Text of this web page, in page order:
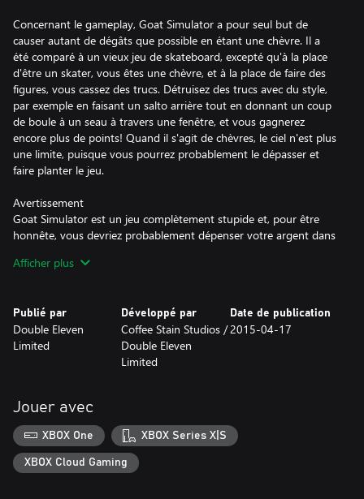
Concernant le gameplay, Goat Simulator a pour seul but de
causer autant de dégâts que possible en étant une chèvre. Il a
été comparé à un vieux jeu de skateboard, excepté qu'à la place
d'être un skater, vous êtes une chèvre, et à la place de faire des
figures, vous cassez des trucs. Détruisez des trucs avec du style,
par exemple en faisant un salto arrière tout en donnant un coup
de boule à un seau à travers une fenêtre, et vous gagnerez
encore plus de points! Quand il s'agit de chèvres, le ciel n'est plus
une limite, puisque vous pourrez probablement le dépasser et
faire planter le jeu.
Avertissement
Goat Simulator est un jeu complètement stupide et, pour être
honnête, vous devriez probablement dépenser votre argent dans
ou peut-être mettre votre argent en commun avec un ami et
Principales caractéristiques
• Vous pouvez être une chèvre
• Obtenez des points en démolissant des trucs - vantez-vous
devant vos amis d'être la Chèvre Suprême
qui font planter le jeu, tout le reste est hilarant et nous le
gardons
• Les lois de la physique du jeu se modifient de manière
imprévisible
• Sérieusement regardez le cou de cette chèvre
• Vous pouvez être une chèvre
Afficher plus
Publié par
Double Eleven
Limited
Développé par
Coffee Stain Studios /
Double Eleven
Limited
Date de publication
2015-04-17
Jouer avec
XBOX One XBOX Series X|S
XBOX Cloud Gaming